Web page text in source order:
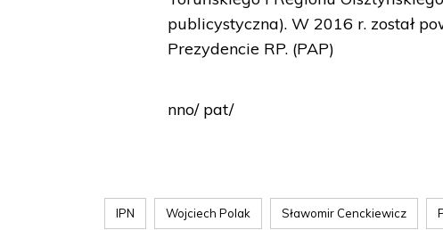
publicystyczna). W 2016 r. został
Prezydencie RP. (PAP)
nno/ pat/
IPN Wojciech Polak Sławomir Cenckiewicz